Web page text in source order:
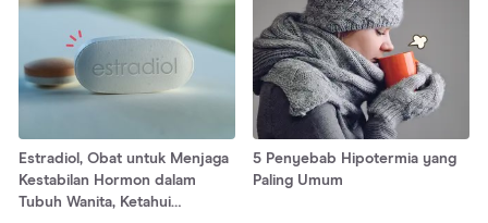
Estradiol, Obat untuk Menjaga
Kestabilan Hormon dalam
Tubuh Wanita, Ketahui
5 Penyebab Hipotermia yang
Paling Umum